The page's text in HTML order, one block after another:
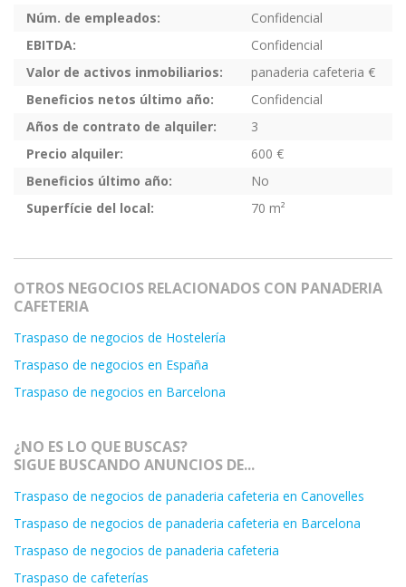
Núm. de empleados:
Confidencial
EBITDA:
Confidencial
Valor de activos inmobiliarios:
panaderia cafeteria €
Beneficios netos último año:
Confidencial
Años de contrato de alquiler:
3
Precio alquiler:
600 €
Beneficios último año:
No
Superfície del local:
70 m²
OTROS NEGOCIOS RELACIONADOS CON PANADERIA
CAFETERIA
Traspaso de negocios de Hostelería
Traspaso de negocios en España
Traspaso de negocios en Barcelona
¿NO ES LO QUE BUSCAS?
SIGUE BUSCANDO ANUNCIOS DE...
Traspaso de negocios de panaderia cafeteria en Canovelles
Traspaso de negocios de panaderia cafeteria en Barcelona
Traspaso de negocios de panaderia cafeteria
Traspaso de cafeterías